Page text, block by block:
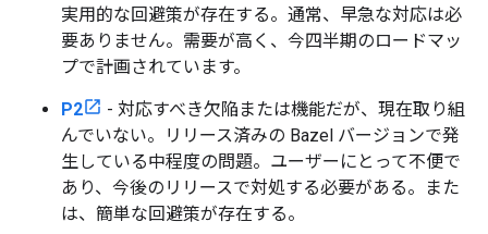
実用的な回避策が存在する。通常、早急な対応は必
要ありません。需要が高く、今四半期のロードマッ
プで計画されています。
P2
- 対応すべき欠陥または機能だが、現在取り組
んでいない。リリース済みの Bazel バージョンで発
生している中程度の問題。ユーザーにとって不便で
あり、今後のリリースで対処する必要がある。また
は、簡単な回避策が存在する。